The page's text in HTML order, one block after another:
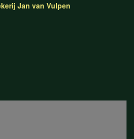
Jan van Vulpen